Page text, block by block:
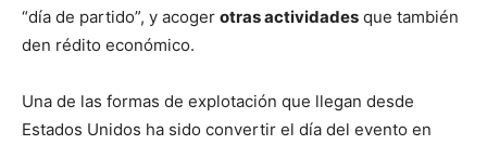
“día de partido”, y acoger otras actividades que también
den rédito económico.
Una de las formas de explotación que llegan desde
Estados Unidos ha sido convertir el día del evento en